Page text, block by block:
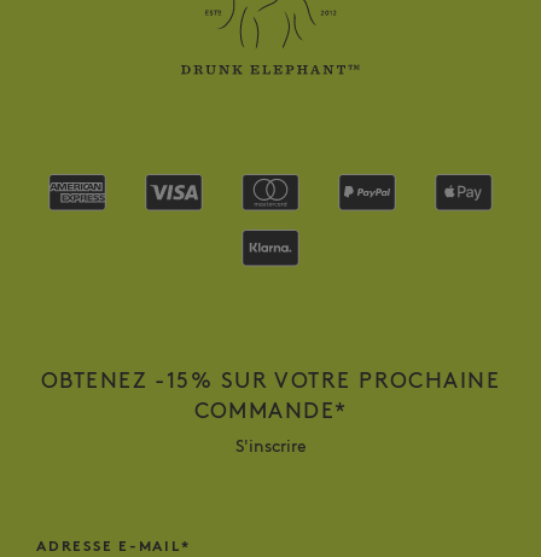
OBTENEZ -15% SUR VOTRE PROCHAINE
COMMANDE*
S'inscrire
ADRESSE E-MAIL*